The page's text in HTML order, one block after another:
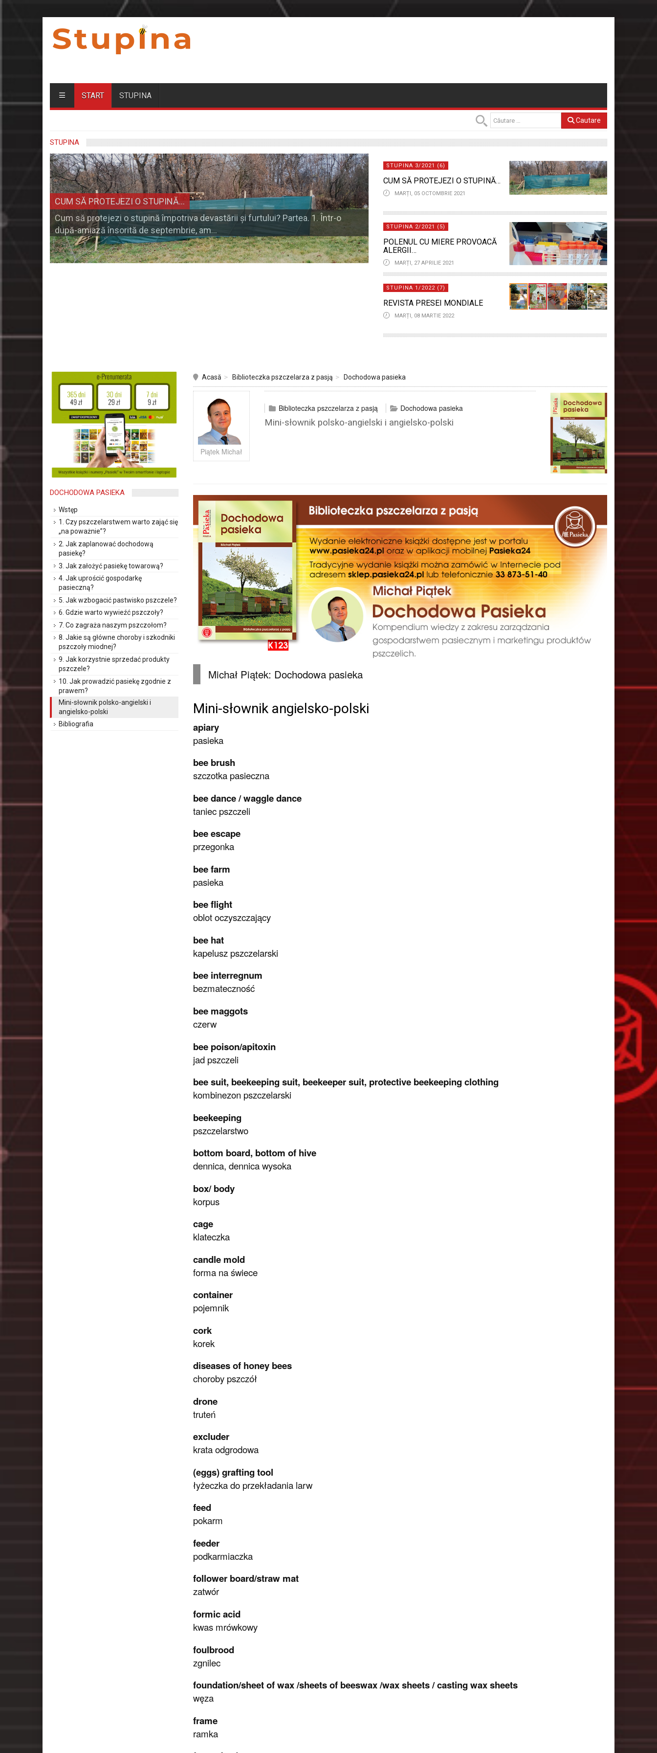
START STUPINA
Cautare
STUPINA
CUM SĂ PROTEJEZI O STUPINĂ…
Cum să protejezi o stupină împotriva devastării și furtului? Partea. 1. Într-o
după-amiază însorită de septembrie, am…
STUPINA 3/2021 (6)
CUM SĂ PROTEJEZI O STUPINĂ…
MARȚI, 05 OCTOMBRIE 2021
STUPINA 2/2021 (5)
POLENUL CU MIERE PROVOACĂ
ALERGII…
MARȚI, 27 APRILIE 2021
STUPINA 1/2022 (7)
REVISTA PRESEI MONDIALE
MARȚI, 08 MARTIE 2022
Acasă Biblioteczka pszczelarza z pasją Dochodowa pasieka
Piątek Michał
Biblioteczka pszczelarza z pasją Dochodowa pasieka
Mini-słownik polsko-angielski i angielsko-polski
Michał Piątek: Dochodowa pasieka
Mini-słownik angielsko-polski
apiary
pasieka
bee brush
szczotka pasieczna
bee dance / waggle dance
taniec pszczeli
bee escape
przegonka
bee farm
pasieka
bee flight
oblot oczyszczający
bee hat
kapelusz pszczelarski
bee interregnum
bezmateczność
bee maggots
czerw
bee poison/apitoxin
jad pszczeli
bee suit, beekeeping suit, beekeeper suit, protective beekeeping clothing
kombinezon pszczelarski
beekeeping
pszczelarstwo
bottom board, bottom of hive
dennica, dennica wysoka
box/ body
korpus
cage
klateczka
candle mold
forma na świece
container
pojemnik
cork
korek
diseases of honey bees
choroby pszczół
drone
truteń
excluder
krata odgrodowa
(eggs) grafting tool
łyżeczka do przekładania larw
feed
pokarm
feeder
podkarmiaczka
follower board/straw mat
zatwór
formic acid
kwas mrówkowy
foulbrood
zgnilec
foundation/sheet of wax /sheets of beeswax /wax sheets / casting wax sheets
węza
frame
ramka
DOCHODOWA PASIEKA
Wstęp
1. Czy pszczelarstwem warto zająć się
„na poważnie”?
2. Jak zaplanować dochodową
pasiekę?
3. Jak założyć pasiekę towarową?
4. Jak uprościć gospodarkę
pasieczną?
5. Jak wzbogacić pastwisko pszczele?
6. Gdzie warto wywieźć pszczoły?
7. Co zagraża naszym pszczołom?
8. Jakie są główne choroby i szkodniki
pszczoły miodnej?
9. Jak korzystnie sprzedać produkty
pszczele?
10. Jak prowadzić pasiekę zgodnie z
prawem?
Mini-słownik polsko-angielski i
angielsko-polski
Bibliografia